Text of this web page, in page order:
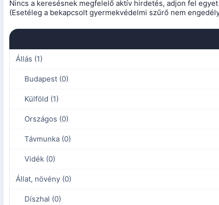
Állás (1)
Budapest (0)
Külföld (1)
Országos (0)
Távmunka (0)
Vidék (0)
Állat, növény (0)
Díszhal (0)
Nincs a keresésnek megfelelő aktív hirdetés, adjon fel
(Esetéleg a bekapcsolt gyermekvédelmi szűrő nem